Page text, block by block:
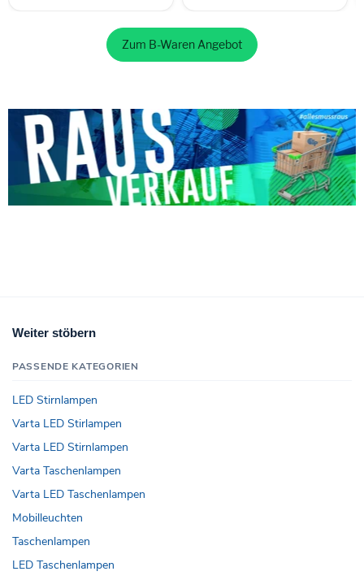
Zum B-Waren Angebot
Weiter stöbern
PASSENDE KATEGORIEN
LED Stirnlampen
Varta LED Stirlampen
Varta LED Stirnlampen
Varta Taschenlampen
Varta LED Taschenlampen
Mobilleuchten
Taschenlampen
LED Taschenlampen